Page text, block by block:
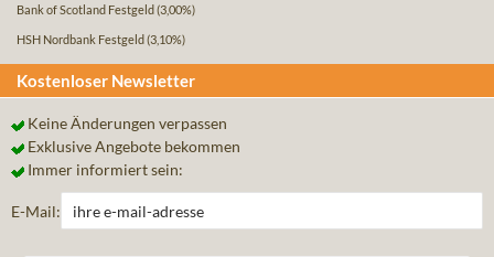
Bank of Scotland Festgeld (3,00%)
HSH Nordbank Festgeld (3,10%)
Kostenloser Newsletter
Keine Änderungen verpassen
Exklusive Angebote bekommen
Immer informiert sein:
E-Mail: